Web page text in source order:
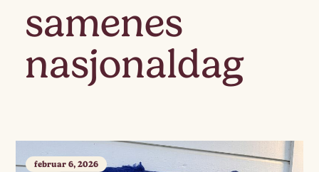
samenes
nasjonaldag
februar 6, 2026